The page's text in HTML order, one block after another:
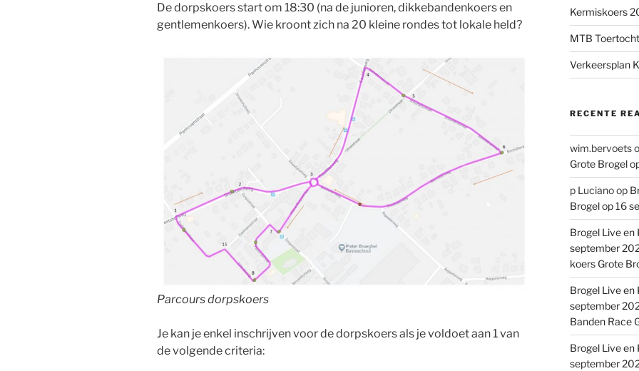
De dorpskoers start om 18:30 (na de junioren, dikkebandenkoers en
gentlemenkoers). Wie kroont zich na 20 kleine rondes tot lokale held?
Parcours dorpskoers
Je kan je enkel inschrijven voor de dorpskoers als je voldoet aan 1 van
de volgende criteria:
Kermiskoers
MTB
Verkeersplan
RECENTE
wim.bervoets
Grote Brogel
p Lucianoop
Brogel op 16
Brogel Live en
september
koers Grote
Brogel Live en
september
Banden Race
Brogel Live en
september